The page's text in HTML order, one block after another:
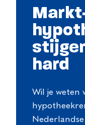
hard
Wil je weten